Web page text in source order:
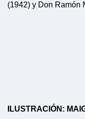
(1942) y Don Ramón
ILUSTRACIÓN: